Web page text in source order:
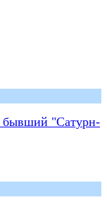
бывший "Сатурн-